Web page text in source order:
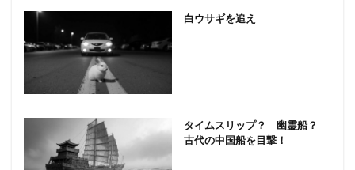
白ウサギを追え
タイムスリップ？ 幽霊船？
古代の中国船を目撃！